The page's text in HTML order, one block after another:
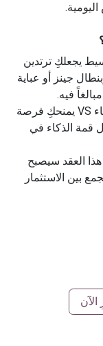
يجعلكِ ترتدين
جينز أو عباية
فيه.
الألماس الزراعي بنقاء VS يمنحكِ فرصة
قمة الذكاء في
هذا العقد سيصبح
بين الاستثمار
الآن